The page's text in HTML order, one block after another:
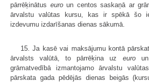
pārrēķinātus euroun centos saskaņā ar
ārvalstu valūtas kursu, kas ir spēkā šo
izdevumu izdarīšanas dienas sākumā.
15. Ja kasē vai maksājumu kontā
ārvalsts valūtā, to pārrēķina uz euroun
grāmatvedībā izmantojamo ārvalstu
pārskata gada pēdējās dienas beigās